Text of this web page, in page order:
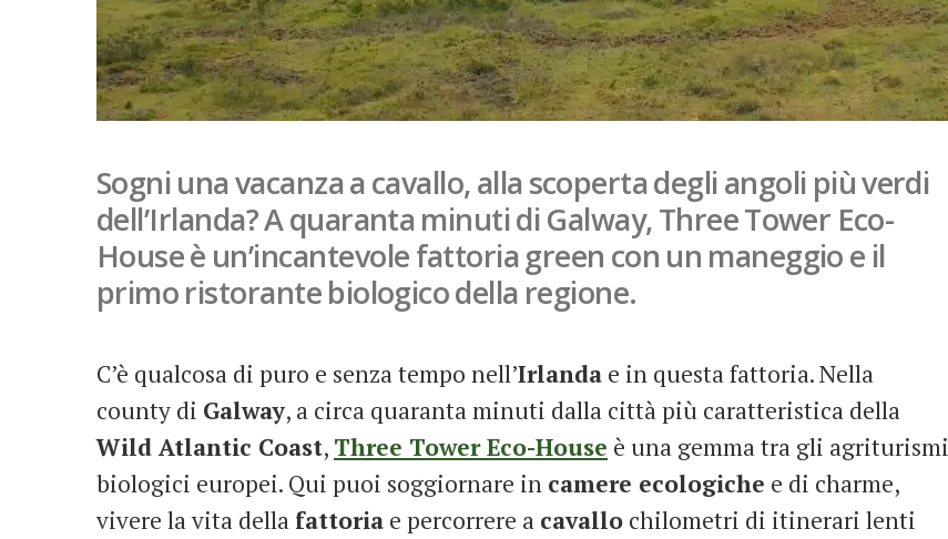
Sogni una vacanza a cavallo, alla scoperta degli angoli più verdi
dell’Irlanda? A quaranta minuti di Galway, Three Tower Eco-
House è un’incantevole fattoria green con un maneggio e il
primo ristorante biologico della regione.
C’è qualcosa di puro e senza tempo nell’Irlanda e in questa fattoria. Nella
county di Galway, a circa quaranta minuti dalla città più caratteristica della
Wild Atlantic Coast, Three Tower Eco-House è una gemma tra gli agriturismi
biologici europei. Qui puoi soggiornare in camere ecologiche e di charme,
vivere la vita della fattoria e percorrere a cavallo chilometri di itinerari lenti